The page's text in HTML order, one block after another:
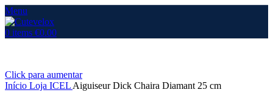
Menu
0 items €0.00
Click para aumentar
Início Loja ICEL Aiguiseur Dick Chaira Diamant 25 cm